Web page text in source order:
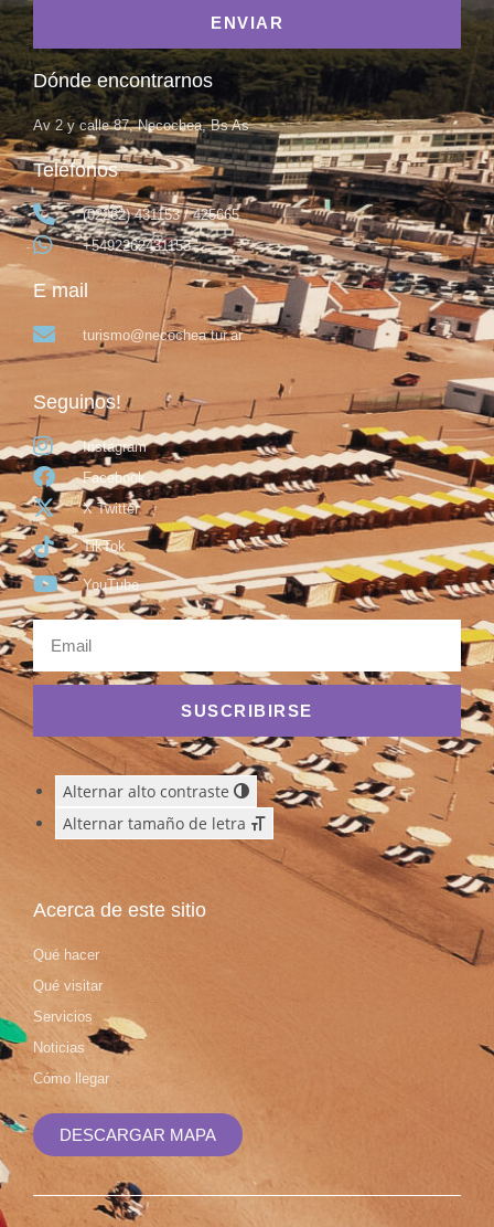
ENVIAR
Dónde encontrarnos
Av 2 y calle 87, Necochea, Bs As
Teléfonos
(02262) 431153 / 425665
+5492262431153
E mail
turismo@necochea.tur.ar
Seguinos!
Instagram
Facebook
X Twitter
TikTok
YouTube
SUSCRIBIRSE
Alternar alto contraste
Alternar tamaño de letra
Acerca de este sitio
Qué hacer
Qué visitar
Servicios
Noticias
Cómo llegar
DESCARGAR MAPA